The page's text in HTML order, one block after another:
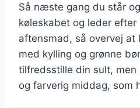
Så næste gang du står
køleskabet og leder efter
aftensmad, så overvej
med kylling og grønne
tilfredsstille din sult, men
og farverig middag, som